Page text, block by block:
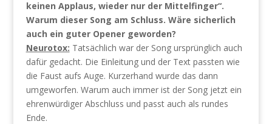
keinen Applaus, wieder nur der Mittelfinger“.
Warum dieser Song am Schluss. Wäre sicherlich
auch ein guter Opener geworden?
Neurotox: Tatsächlich war der Song ursprünglich auch
dafür gedacht. Die Einleitung und der Text passten wie
die Faust aufs Auge. Kurzerhand wurde das dann
umgeworfen. Warum auch immer ist der Song jetzt ein
ehrenwürdiger Abschluss und passt auch als rundes
Ende.